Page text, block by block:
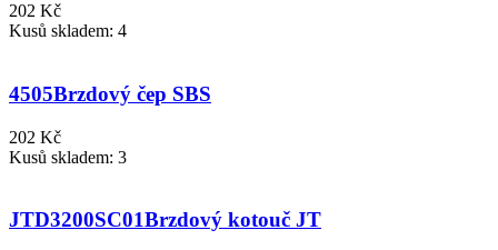
202 Kč
Kusů skladem: 4
4505Brzdový čep SBS
202 Kč
Kusů skladem: 3
JTD3200SC01Brzdový kotouč JT